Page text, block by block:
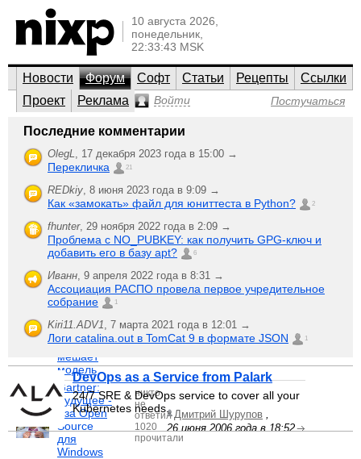
10 августа 2026,
понедельник,
22:33:43 MSK
Новости Форум Софт Статьи Рецепты
Ссылки
Проект
Реклама Войти Постучаться
Общий по ИТ
Et cetera
Мероприятия (конференции, семинары, мастер-классы),
работа, новости, интернет и Web, безопасность.
Создать новую
тему
;-)
IBM раздает
разработчикам
ПО
никто
не
ответил
780
прочитали
Dr. Evil
27 июня 2006 года в 11:50
MS:
Популярности
Linux на
десктопах
мешает
модель
ответили
1000
прочитали
ing,
12 июля 2006 года в 20:26
Gartner:
Будущее -
- за Open
Source
для
Windows
никто
не
ответил
1020
прочитали
Дмитрий Шурупов ,
26 июня 2006 года в 18:52
Последние комментарии
OlegL, 17 декабря 2023 года в 15:00 →
Перекличка 21
REDkiy, 8 июня 2023 года в 9:09 →
Как «замокать» файл для юниттеста в Python? 2
fhunter, 29 ноября 2022 года в 2:09 →
Проблема с NO_PUBKEY: как получить GPG-ключ и
добавить его в базу apt?
6
Иванн, 9 апреля 2022 года в 8:31 →
Ассоциация РАСПО провела первое учредительное
собрание
1
Kiri11.ADV1, 7 марта 2021 года в 12:01 →
Логи catalina.out в TomCat 9 в формате JSON 1
DevOps as a Service from Palark
24/7 SRE & DevOps service to cover all your
Kubernetes needs.